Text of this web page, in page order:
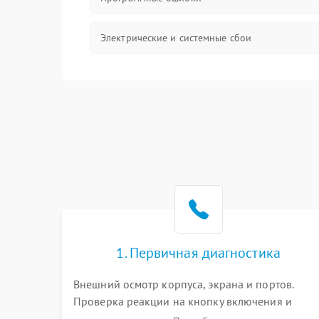
Электрические и системные сбои
Система охлаждения
1. Первичная диагностика
Внешний осмотр корпуса, экрана и портов.
Проверка реакции на кнопку включения и